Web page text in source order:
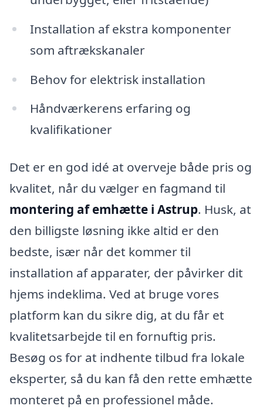
Installation af ekstra komponenter
som aftrækskanaler
Behov for elektrisk installation
Håndværkerens erfaring og
kvalifikationer
Det er en god idé at overveje både pris og
kvalitet, når du vælger en fagmand til
montering af emhætte i Astrup. Husk, at
den billigste løsning ikke altid er den
bedste, især når det kommer til
installation af apparater, der påvirker dit
hjems indeklima. Ved at bruge vores
platform kan du sikre dig, at du får et
kvalitetsarbejde til en fornuftig pris.
Besøg os for at indhente tilbud fra lokale
eksperter, så du kan få den rette emhætte
monteret på en professionel måde.